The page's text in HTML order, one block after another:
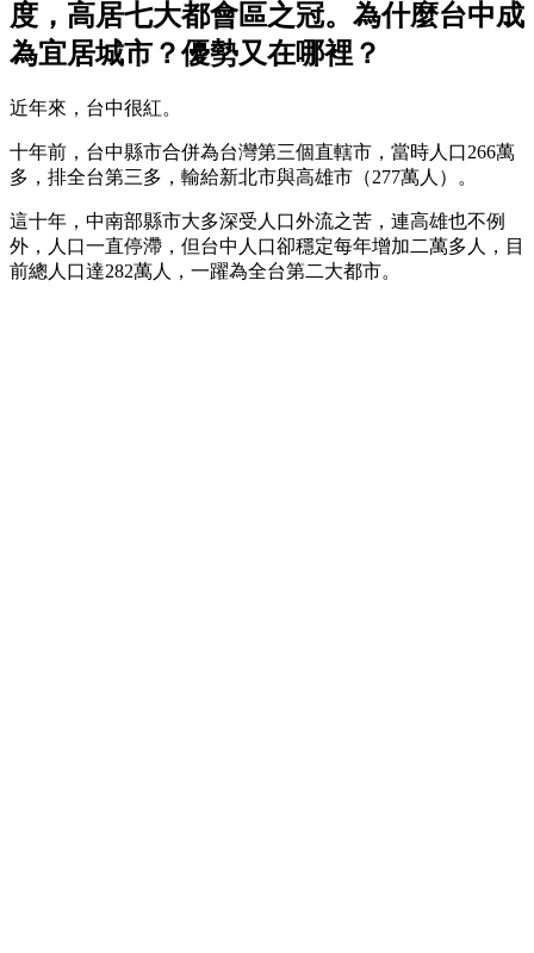
度，高居七大都會區之冠。為什麼台中成
為宜居城市？優勢又在哪裡？
近年來，台中很紅。
十年前，台中縣市合併為台灣第三個直轄市，當時人口266萬
多，排全台第三多，輸給新北市與高雄市（277萬人）。
這十年，中南部縣市大多深受人口外流之苦，連高雄也不例
外，人口一直停滯，但台中人口卻穩定每年增加二萬多人，目
前總人口達282萬人，一躍為全台第二大都市。